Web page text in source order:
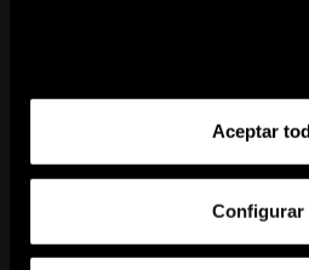
Aceptar
Configurar
CONTENIDO